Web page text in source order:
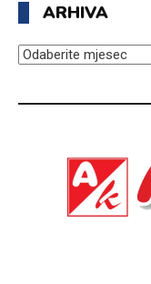
ARHIVA
ARHIVA